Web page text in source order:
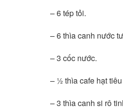
– 6 tép tỏi.
– 6 thìa canh nước
– 3 cốc nước.
– ½ thìa cafe hạt
– 3 thìa canh si rô